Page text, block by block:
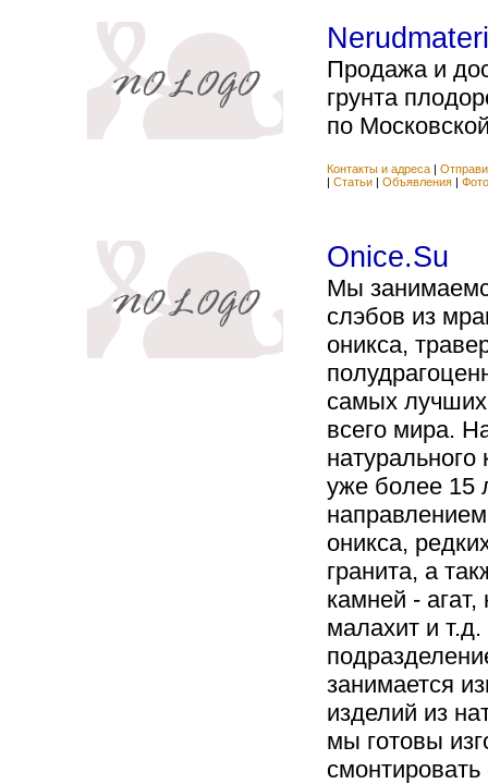
Продажа и
грунта
по
Контакты и адреса |
| Статьи | Объявления | Фото
Onice.Su
Мы
слэбов из
оникса,
самых
всего мира.
уже более 15
оникса,
гранита, а
камней - агат,
малахит и
занимается
изделий из
мы готовы